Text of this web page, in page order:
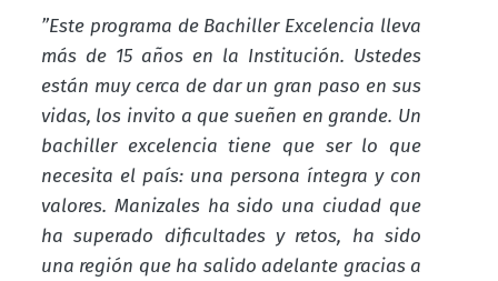
”Este programa de Bachiller Excelencia lleva
más de 15 años en la Institución. Ustedes
están muy cerca de dar un gran paso en sus
vidas, los invito a que sueñen en grande. Un
bachiller excelencia tiene que ser lo que
necesita el país: una persona íntegra y con
valores. Manizales ha sido una ciudad que
ha superado dificultades y retos, ha sido
una región que ha salido adelante gracias a